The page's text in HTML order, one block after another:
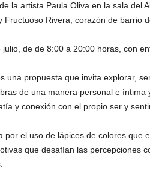
la artista Paula Oliva en la sala del
Fructuoso Rivera, corazón de barrio
de de 8:00 a 20:00 horas, con
una propuesta que invita explorar,
de una manera personal e íntima
y conexión con el propio ser y
por el uso de lápices de colores que
que desafían las percepciones